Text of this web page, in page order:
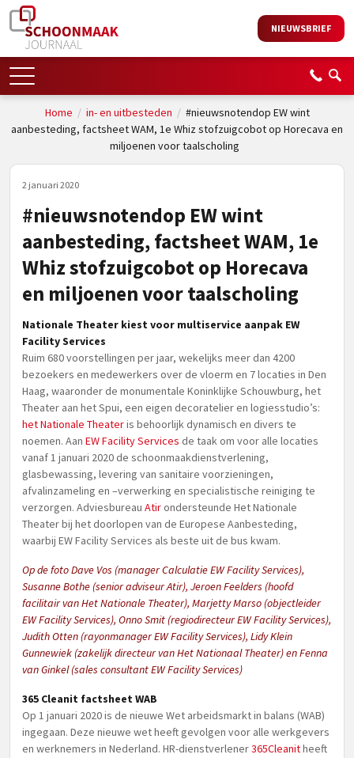
NIEUWSBRIEF
Home / in- en uitbesteden / #nieuwsnotendop EW wint
aanbesteding, factsheet WAM, 1e Whiz stofzuigcobot op Horecava en
miljoenen voor taalscholing
2 januari 2020
#nieuwsnotendop EW wint
aanbesteding, factsheet WAM, 1e
Whiz stofzuigcobot op Horecava
en miljoenen voor taalscholing
Nationale Theater kiest voor multiservice aanpak EW
Facility Services
Ruim 680 voorstellingen per jaar, wekelijks meer dan 4200
bezoekers en medewerkers over de vloerm en 7 locaties in Den
Haag, waaronder de monumentale Koninklijke Schouwburg, het
Theater aan het Spui, een eigen decoratelier en logiesstudio’s:
het Nationale Theateris behoorlijk dynamisch en divers te
noemen. Aan EW Facility Services de taak om voor alle locaties
vanaf 1 januari 2020 de schoonmaakdienstverlening,
glasbewassing, levering van sanitaire voorzieningen,
afvalinzameling en –verwerking en specialistische reiniging te
verzorgen. Adviesbureau Atirondersteunde Het Nationale
Theater bij het doorlopen van de Europese Aanbesteding,
waarbij EW Facility Services als beste uit de bus kwam.
Op de foto Dave Vos (manager Calculatie EW Facility Services),
Susanne Bothe (senior adviseur Atir), Jeroen Feelders (hoofd
facilitair van Het Nationale Theater), Marjetty Marso (objectleider
EW Facility Services), Onno Smit (regiodirecteur EW Facility Services),
Judith Otten (rayonmanager EW Facility Services), Lidy Klein
Gunnewiek (zakelijk directeur van Het Nationaal Theater) en Fenna
van Ginkel (sales consultant EW Facility Services)
365 Cleanit factsheet WAB
Op 1 januari 2020 is de nieuwe Wet arbeidsmarkt in balans (WAB)
ingegaan. Deze nieuwe wet heeft gevolgen voor alle werkgevers
en werknemers in Nederland. HR-dienstverlener365Cleanitheeft